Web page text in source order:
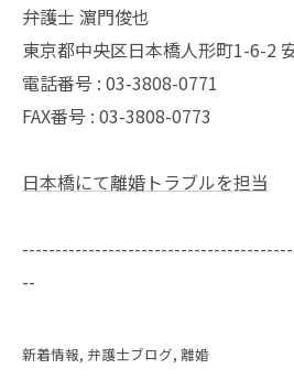
弁護士 濵門俊也
東京都中央区日本橋人形町1-6-2
電話番号 : 03-3808-0771
FAX番号 : 03-3808-0773
日本橋にて離婚トラブルを担当
--
新着情報 弁護士ブログ 離婚